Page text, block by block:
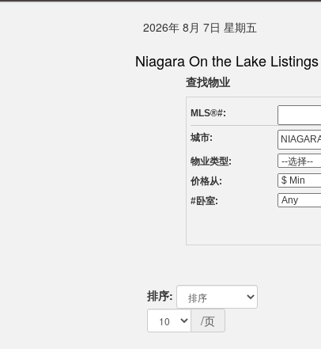
2026年 8月 7日 星期五
Niagara On the Lake Listings
查找物业
MLS®#:
城市:
物业类型:
价格从:
#卧室:
排序:
/页